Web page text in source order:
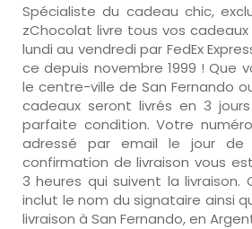
Spécialiste du cadeau chic,
zChocolat livre tous vos cadeaux
lundi au vendredi par FedEx
ce depuis novembre 1999 ! Que
le centre-ville de San Fernando
cadeaux seront livrés en 3
parfaite condition. Votre
adressé par email le jour de
confirmation de livraison vous
3 heures qui suivent la
inclut le nom du signataire ainsi
livraison à San Fernando, en